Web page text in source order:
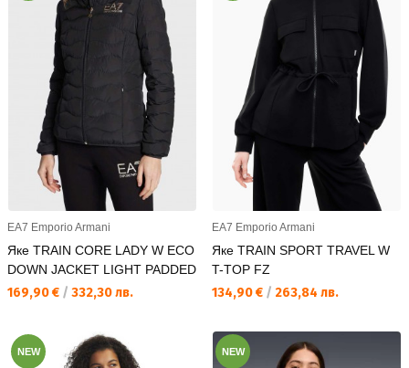
EA7 Emporio Armani
Яке TRAIN CORE LADY W ECO
DOWN JACKET LIGHT PADDED
Текуща цена:
169,90 € / 332,30 лв.
EA7 Emporio Armani
Яке TRAIN SPORT TRAVEL W
T-TOP FZ
Текуща цена:
134,90 € / 263,84 лв.
NEW NEW